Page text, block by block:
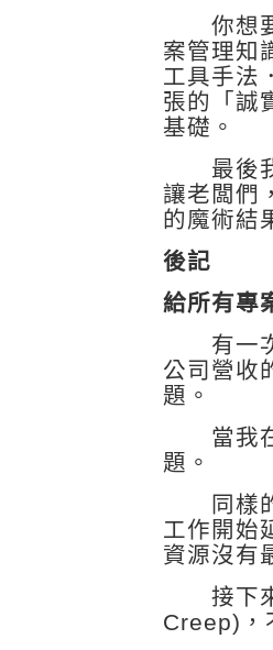
你想要
案管理知
工具手法
張的「誠
基礎。
最後我
讓老闆們
的魔術結
後記
給所有專
有一次
公司營收
題。
當我在
題。
同樣的
工作開始
資源沒有
接下來
Creep)，